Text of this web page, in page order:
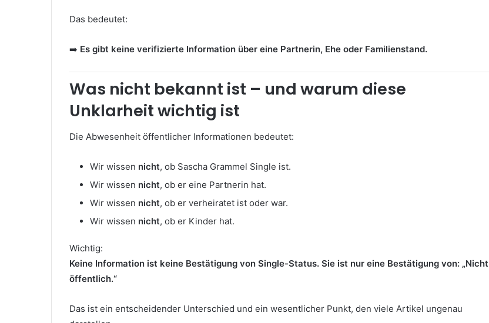
Das bedeutet:
➡️ Es gibt keine verifizierte Information über eine Partnerin, Ehe oder Familienstand.
Was nicht bekannt ist – und warum diese
Unklarheit wichtig ist
Die Abwesenheit öffentlicher Informationen bedeutet:
Wir wissen nicht, ob Sascha Grammel Single ist.
Wir wissen nicht, ob er eine Partnerin hat.
Wir wissen nicht, ob er verheiratet ist oder war.
Wir wissen nicht, ob er Kinder hat.
Wichtig:
Keine Information ist keine Bestätigung von Single-Status. Sie ist nur eine Bestätigung von: „Nicht
öffentlich.“
Das ist ein entscheidender Unterschied und ein wesentlicher Punkt, den viele Artikel ungenau